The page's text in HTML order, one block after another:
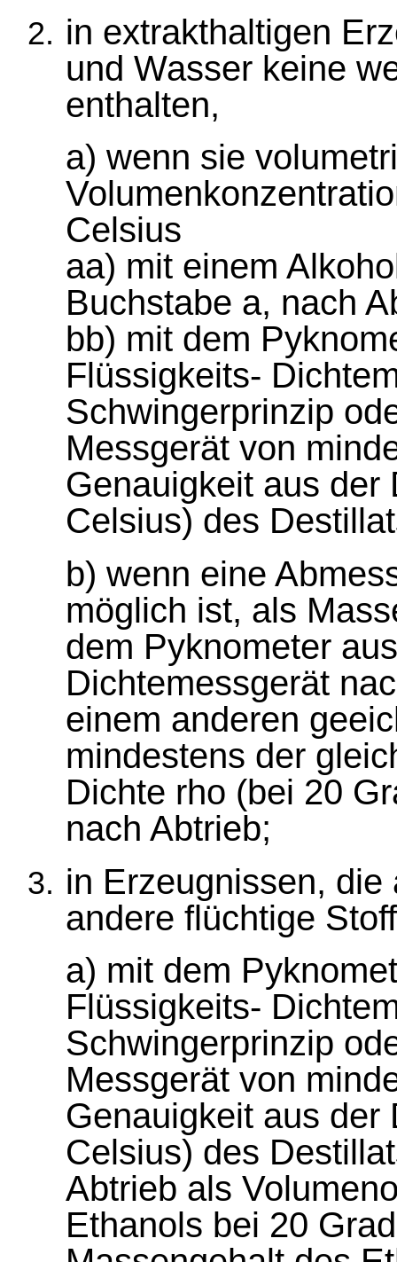
in extrakthaltigen
und Wasser keine
enthalten,
a) wenn sie
Celsius
aa) mit einem
Buchstabe a, nach
bb) mit dem
Flüssigkeits-
Schwingerprinzip
Messgerät von
Genauigkeit aus der
Celsius) des
b) wenn eine
möglich ist, als
dem Pyknometer
Dichtemessgerät
einem anderen
mindestens der
Dichte rho (bei 20
nach Abtrieb;
in Erzeugnissen,
andere flüchtige
a) mit dem
Flüssigkeits-
Schwingerprinzip
Messgerät von
Genauigkeit aus der
Celsius) des
Abtrieb als
Ethanols bei 20